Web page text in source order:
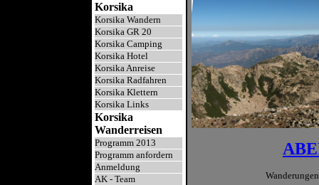
Korsika
Korsika Wandern
Korsika GR 20
Korsika Camping
Korsika Hotel
Korsika Anreise
Korsika Radfahren
Korsika Klettern
Korsika Links
Korsika
Wanderreisen
Programm 2013
Programm anfordern
Anmeldung
AK - Team